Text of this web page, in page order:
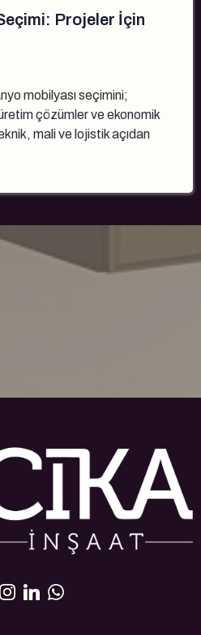
Projeler İçin
mobilyası seçimini;
çözümler ve ekonomik
mali ve lojistik açıdan